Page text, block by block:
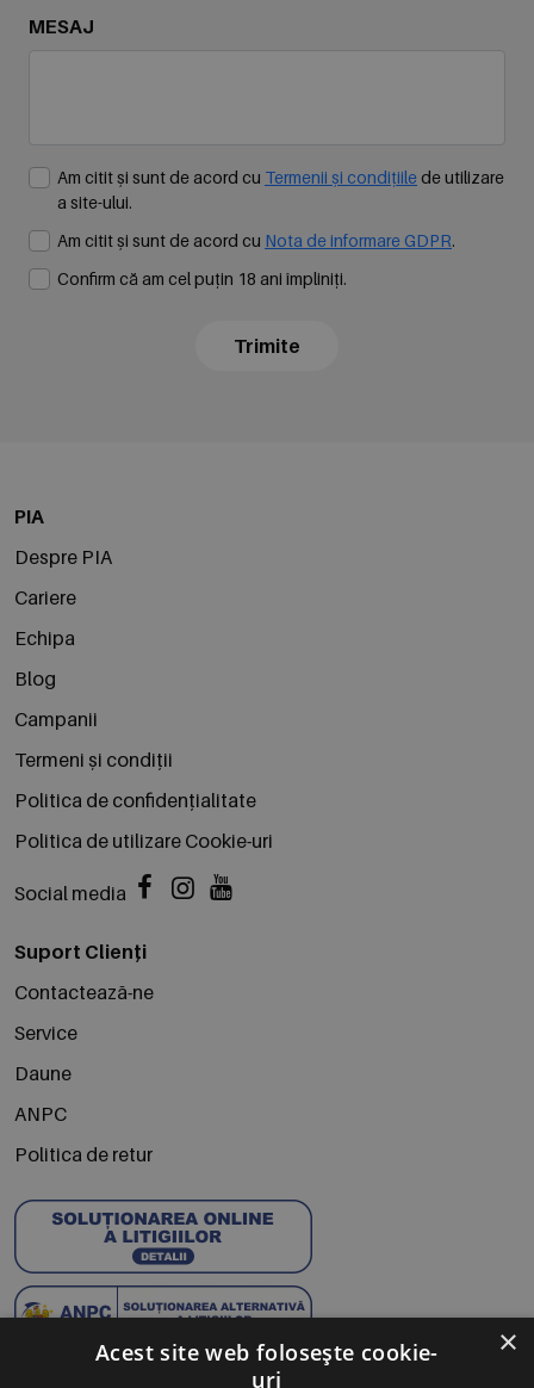
MESAJ
Am citit și sunt de acord cu Termenii și condițiilede utilizare
a site-ului.
Am citit și sunt de acord cu Nota de informare GDPR.
Confirm că am cel puțin 18 ani împliniți.
Trimite
PIA
Despre PIA
Cariere
Echipa
Blog
Campanii
Termeni și condiții
Politica de confidențialitate
Politica de utilizare Cookie-uri
Social media
Suport Clienți
Contactează-ne
Service
Daune
ANPC
Politica de retur
×
Acest site web folosește cookie-
uri